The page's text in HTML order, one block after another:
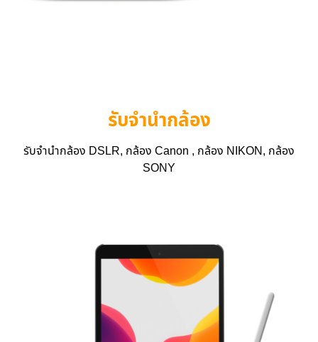
รับจำนำกล้อง
รับจำนำกล้อง DSLR, กล้อง Canon , กล้อง NIKON, กล้อง
SONY